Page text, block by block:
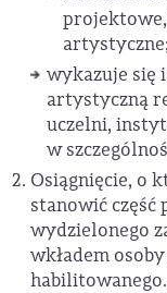
artystyczne;
wykazuje się
artystyczną
uczelni,
w
Osiągnięcie, o
stanowić część
wydzielonego
wkładem
habilitowanego.